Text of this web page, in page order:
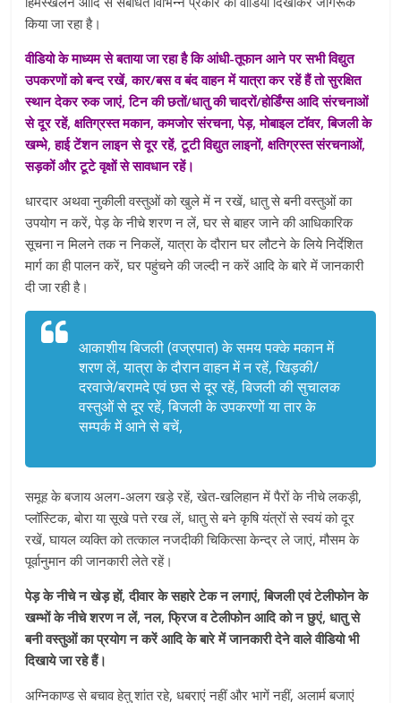
किया जा रहा है।
वीडियो के माध्यम से बताया जा रहा है कि आंधी-तूफान आने पर सभी विद्युत
उपकरणों को बन्द रखें, कार/बस व बंद वाहन में यात्रा कर रहें हैं तो सुरक्षित
स्थान देकर रुक जाएं, टिन की छतों/धातु की चादरों/होर्डिंग्स आदि संरचनाओं
से दूर रहें, क्षतिग्रस्त मकान, कमजोर संरचना, पेड़, मोबाइल टॉवर, बिजली के
खम्भे, हाई टेंशन लाइन से दूर रहें, टूटी विद्युत लाइनों, क्षतिग्रस्त संरचनाओं,
सड़कों और टूटे वृक्षों से सावधान रहें।
धारदार अथवा नुकीली वस्तुओं को खुले में न रखें, धातु से बनी वस्तुओं का
उपयोग न करें, पेड़ के नीचे शरण न लें, घर से बाहर जाने की आधिकारिक
सूचना न मिलने तक न निकलें, यात्रा के दौरान घर लौटने के लिये निर्देशित
मार्ग का ही पालन करें, घर पहुंचने की जल्दी न करें आदि के बारे में जानकारी
दी जा रही है।
आकाशीय बिजली (वज्रपात) के समय पक्के मकान में
शरण लें, यात्रा के दौरान वाहन में न रहें, खिड़की/
दरवाजे/बरामदे एवं छत से दूर रहें, बिजली की सुचालक
वस्तुओं से दूर रहें, बिजली के उपकरणों या तार के
सम्पर्क में आने से बचें,
समूह के बजाय अलग-अलग खड़े रहें, खेत-खलिहान में पैरों के नीचे लकड़ी,
प्लॉस्टिक, बोरा या सूखे पत्ते रख लें, धातु से बने कृषि यंत्रों से स्वयं को दूर
रखें, घायल व्यक्ति को तत्काल नजदीकी चिकित्सा केन्द्र ले जाएं, मौसम के
पूर्वानुमान की जानकारी लेते रहें।
पेड़ के नीचे न खेड़ हों, दीवार के सहारे टेक न लगाएं, बिजली एवं टेलीफोन के
खम्भों के नीचे शरण न लें, नल, फ्रिज व टेलीफोन आदि को न छुएं, धातु से
बनी वस्तुओं का प्रयोग न करें आदि के बारे में जानकारी देने वाले वीडियो भी
दिखाये जा रहे हैं।
अग्निकाण्ड से बचाव हेतु शांत रहे, धबराएं नहीं और भागें नहीं, अलार्म बजाएं